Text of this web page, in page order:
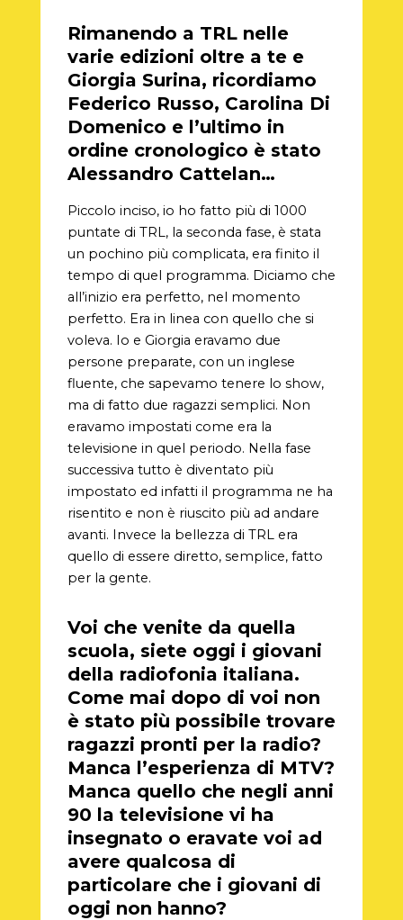
Rimanendo a TRL nelle
varie edizioni oltre a te e
Giorgia Surina, ricordiamo
Federico Russo, Carolina Di
Domenico e l’ultimo in
ordine cronologico è stato
Alessandro Cattelan…
Piccolo inciso, io ho fatto più di 1000
puntate di TRL, la seconda fase, è stata
un pochino più complicata, era finito il
tempo di quel programma. Diciamo che
all’inizio era perfetto, nel momento
perfetto. Era in linea con quello che si
voleva. Io e Giorgia eravamo due
persone preparate, con un inglese
fluente, che sapevamo tenere lo show,
ma di fatto due ragazzi semplici. Non
eravamo impostati come era la
televisione in quel periodo. Nella fase
successiva tutto è diventato più
impostato ed infatti il programma ne ha
risentito e non è riuscito più ad andare
avanti. Invece la bellezza di TRL era
quello di essere diretto, semplice, fatto
per la gente.
Voi che venite da quella
scuola, siete oggi i giovani
della radiofonia italiana.
Come mai dopo di voi non
è stato più possibile trovare
ragazzi pronti per la radio?
Manca l’esperienza di MTV?
Manca quello che negli anni
90 la televisione vi ha
insegnato o eravate voi ad
avere qualcosa di
particolare che i giovani di
oggi non hanno?